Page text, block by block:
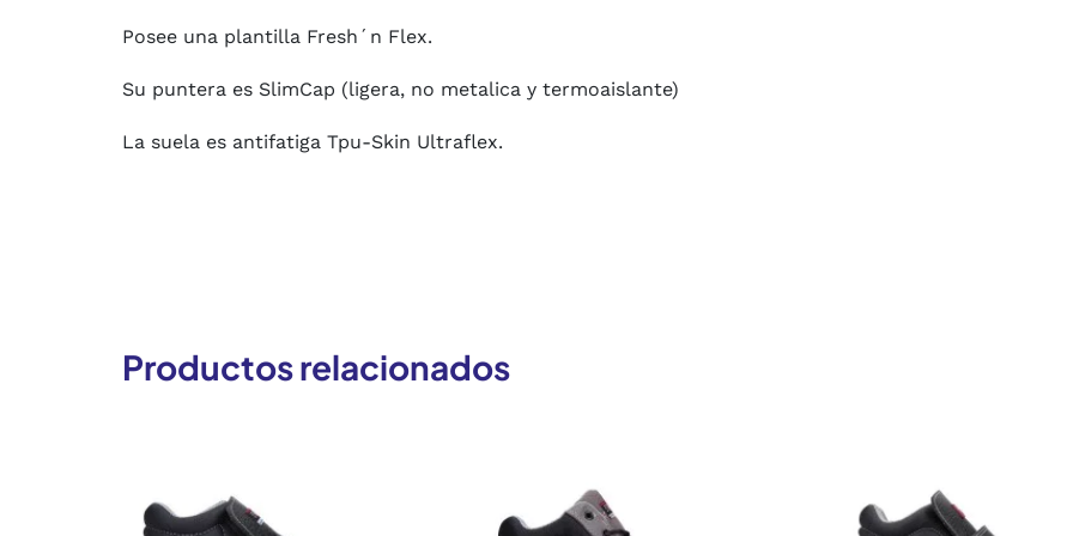
Posee una plantilla Fresh´n Flex.
Su puntera es SlimCap (ligera, no metalica y termoaislante)
La suela es antifatiga Tpu-Skin Ultraflex.
Productos relacionados